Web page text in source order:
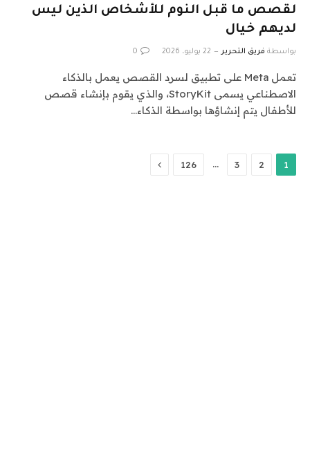
لقصص ما قبل النوم للأشخاص الذين ليس
لديهم خيال
بواسطة فريق التحرير 22 يوليو، 2026 0
تعمل Meta على تطبيق لسرد القصص يعمل بالذكاء
الاصطناعي يسمى StoryKit، والذي يقوم بإنشاء قصص
للأطفال يتم إنشاؤها بواسطة الذكاء…
1
2
3
…
126 التالي